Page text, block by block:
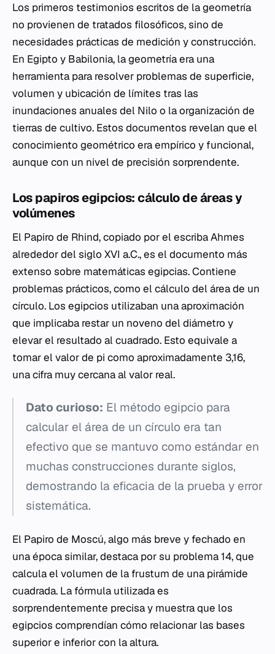
Los primeros testimonios escritos de la geometría
no provienen de tratados filosóficos, sino de
necesidades prácticas de medición y construcción.
En Egipto y Babilonia, la geometría era una
herramienta para resolver problemas de superficie,
volumen y ubicación de límites tras las
inundaciones anuales del Nilo o la organización de
tierras de cultivo. Estos documentos revelan que el
conocimiento geométrico era empírico y funcional,
aunque con un nivel de precisión sorprendente.
Los papiros egipcios: cálculo de áreas y
volúmenes
El Papiro de Rhind, copiado por el escriba Ahmes
alrededor del siglo XVI a.C., es el documento más
extenso sobre matemáticas egipcias. Contiene
problemas prácticos, como el cálculo del área de un
círculo. Los egipcios utilizaban una aproximación
que implicaba restar un noveno del diámetro y
elevar el resultado al cuadrado. Esto equivale a
tomar el valor de pi como aproximadamente 3,16,
una cifra muy cercana al valor real.
Dato curioso: El método egipcio para
calcular el área de un círculo era tan
efectivo que se mantuvo como estándar en
muchas construcciones durante siglos,
demostrando la eficacia de la prueba y error
sistemática.
El Papiro de Moscú, algo más breve y fechado en
una época similar, destaca por su problema 14, que
calcula el volumen de la frustum de una pirámide
cuadrada. La fórmula utilizada es
sorprendentemente precisa y muestra que los
egipcios comprendían cómo relacionar las bases
superior e inferior con la altura.